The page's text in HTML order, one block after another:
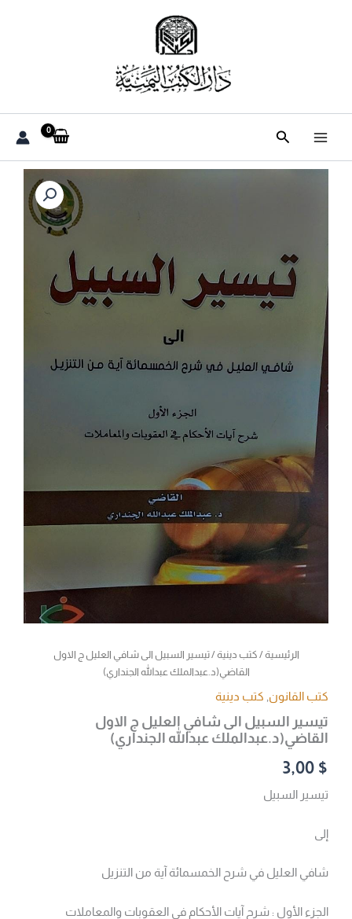
البحث
الرئيسية/ كتب دينية/ تيسير السبيل الى شافي العليل ج الاول
القاضي(د.عبدالملك عبدالله الجنداري)
كتب القانون كتب دينية
تيسير السبيل الى شافي العليل ج الاول
القاضي(د.عبدالملك عبدالله الجنداري)
3,00 $
تيسير السبيل
إلى
شافي العليل في شرح الخمسمائة آية من التنزيل
الجزء الأول : شرح آيات الأحكام في العقوبات والمعاملات
الاول
القاضي(د.عبدالملك
عبدالله
الجنداري)